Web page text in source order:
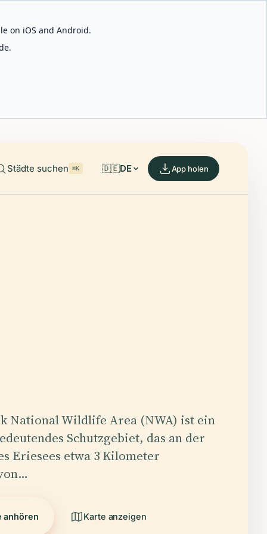
on iOS and Android.
Städte suchen ⌘K 🇩🇪DE App holen
National Wildlife Area (NWA) ist ein
Schutzgebiet, das an der
Eriesees etwa 3 Kilometer
anhören Karte anzeigen